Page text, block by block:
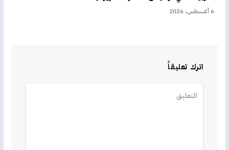
6 أغسطس، 2026
اترك تعليقاً